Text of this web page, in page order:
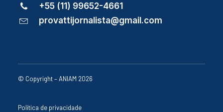
+55 (11) 99652-4661
provattijornalista@gmail.com
© Copyright – ANIAM 2026
Política de privacidade